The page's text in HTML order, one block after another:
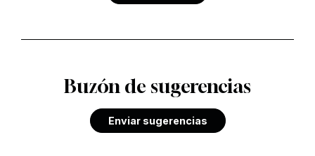
Buzón de sugerencias
Enviar sugerencias